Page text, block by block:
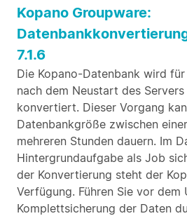
Kopano Groupware:
7.1.6
Die Kopano-Datenbank wird für
nach dem Neustart des
konvertiert. Dieser Vorgang
Datenbankgröße zwischen
mehreren Stunden dauern. Im
Hintergrundaufgabe als Job
der Konvertierung steht der
Verfügung. Führen Sie vor dem
Komplettsicherung der Daten